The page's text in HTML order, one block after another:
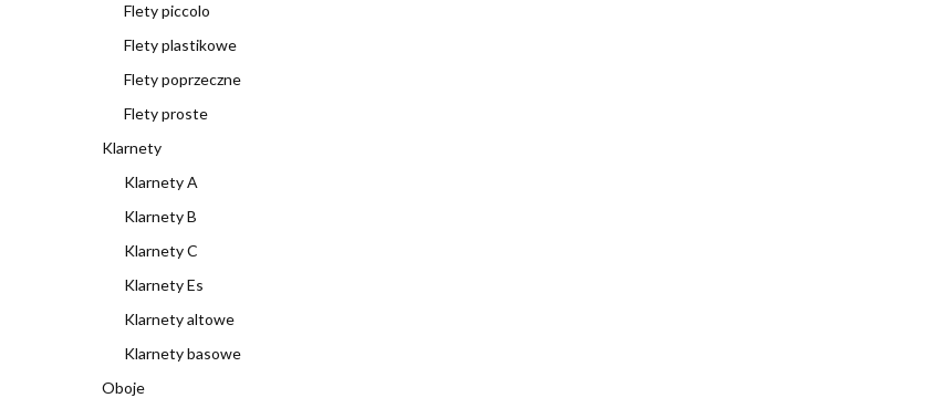
Flety piccolo
Flety plastikowe
Flety poprzeczne
Flety proste
Klarnety
Klarnety A
Klarnety B
Klarnety C
Klarnety Es
Klarnety altowe
Klarnety basowe
Oboje